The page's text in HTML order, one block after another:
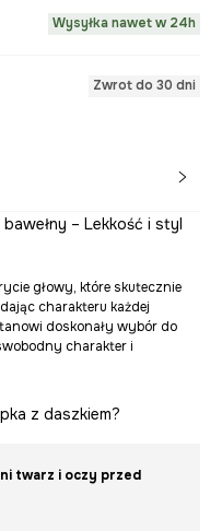
Wysyłka nawet w 24h
Zwrot do 30 dni
– Lekkość i styl
głowy, które skutecznie
charakteru każdej
doskonały wybór do
charakter i
z daszkiem?
twarz i oczy przed